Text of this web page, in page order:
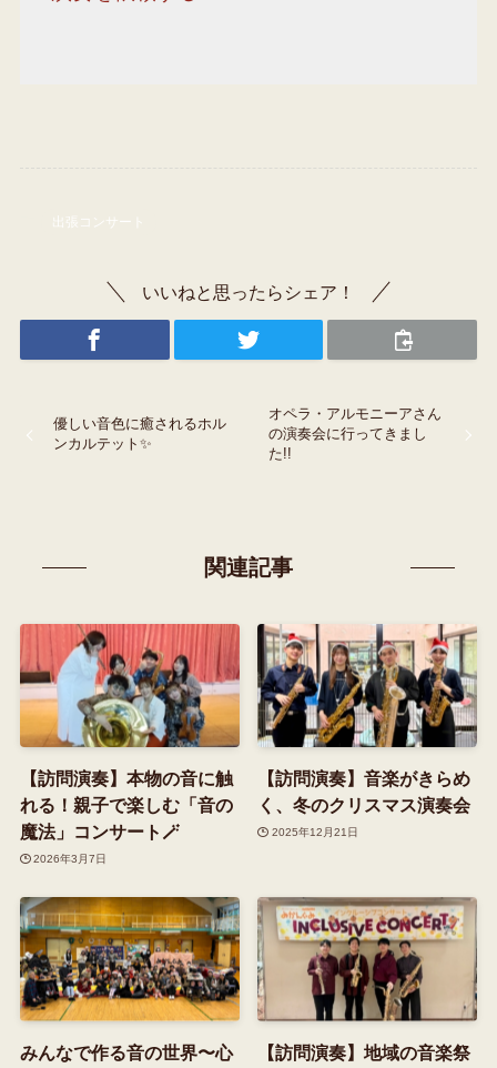
出張コンサート
いいねと思ったらシェア！
優しい音色に癒されるホル
ンカルテット✨
オペラ・アルモニーアさん
の演奏会に行ってきまし
た!!
関連記事
【訪問演奏】本物の音に触
れる！親子で楽しむ「音の
魔法」コンサート🪄
2026年3月7日
【訪問演奏】音楽がきらめ
く、冬のクリスマス演奏会
2025年12月21日
みんなで作る音の世界〜心
【訪問演奏】地域の音楽祭